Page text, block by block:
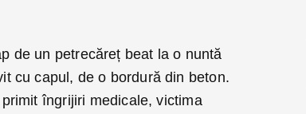
de un petrecăreț beat la o nuntă
cu capul, de o bordură din beton.
îngrijiri medicale, victima